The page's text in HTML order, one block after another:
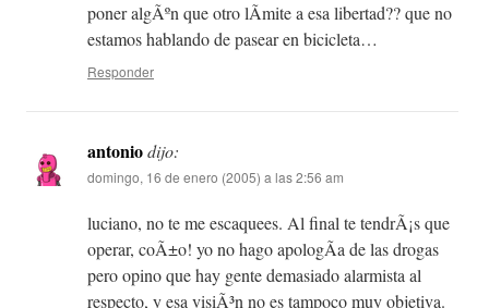
poner algÃºn que otro lÃ­mite a esa libertad?? que no
estamos hablando de pasear en bicicleta…
Responder
antoniodijo:
domingo, 16 de enero (2005) a las 2:56 am
luciano, no te me escaquees. Al final te tendrÃ¡s que
operar, coÃ±o! yo no hago apologÃ­a de las drogas
pero opino que hay gente demasiado alarmista al
respecto, y esa visiÃ³n no es tampoco muy objetiva.